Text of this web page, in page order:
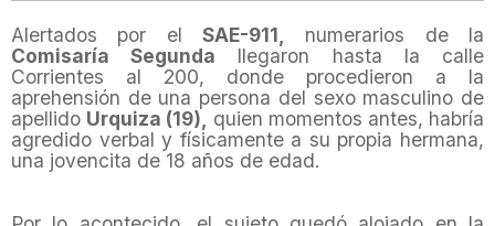
Alertados por el SAE-911, numerarios de la
Comisaría Segunda llegaron hasta la calle
Corrientes al 200, donde procedieron a la
aprehensión de una persona del sexo masculino de
apellido Urquiza (19), quien momentos antes, habría
agredido verbal y físicamente a su propia hermana,
una jovencita de 18 años de edad.